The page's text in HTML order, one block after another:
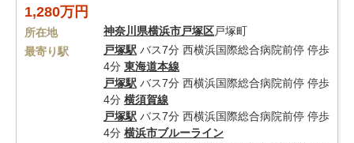
1,280万円
所在地 神奈川県横浜市戸塚区戸塚町
最寄り駅
戸塚駅 バス7分 西横浜国際総合病院前停 停歩
4分 東海道本線
戸塚駅 バス7分 西横浜国際総合病院前停 停歩
4分 横須賀線
戸塚駅 バス7分 西横浜国際総合病院前停 停歩
4分 横浜市ブルーライン